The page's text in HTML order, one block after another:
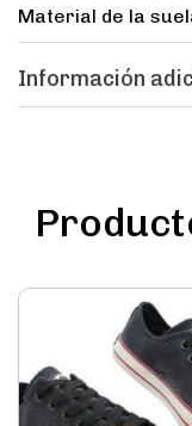
Material de la
Información